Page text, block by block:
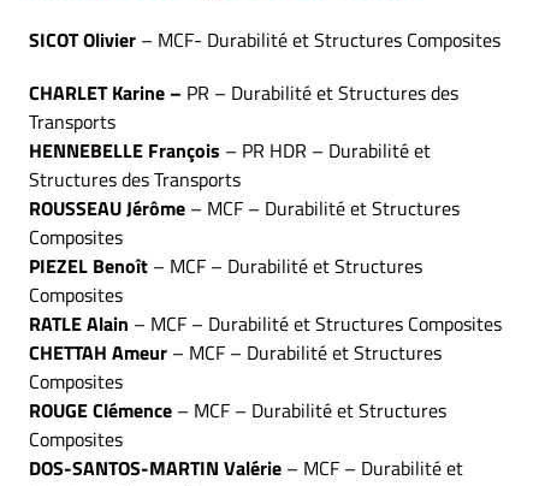
SICOT Olivier – MCF- Durabilité et Structures Composites
CHARLET Karine – PR – Durabilité et Structures des
Transports
HENNEBELLE François – PR HDR – Durabilité et
Structures des Transports
ROUSSEAU Jérôme – MCF – Durabilité et Structures
Composites
PIEZEL Benoît – MCF – Durabilité et Structures
Composites
RATLE Alain – MCF – Durabilité et Structures Composites
CHETTAH Ameur – MCF – Durabilité et Structures
Composites
ROUGE Clémence – MCF – Durabilité et Structures
Composites
DOS-SANTOS-MARTIN Valérie – MCF – Durabilité et